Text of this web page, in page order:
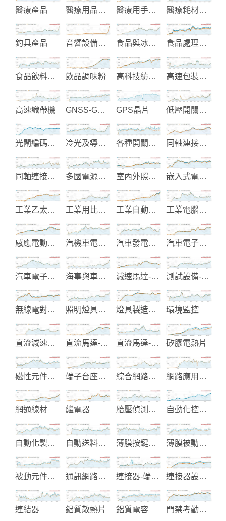
醫療產品 醫療用品設備 醫療用手推車 醫療耗材產品
釣具產品 音響設備代工 食品與冰品加工設備 食品處理加工機械
食品飲料及包裝處理機械 飲品調味粉 高科技紡織布料 高速包裝機械
高速織帶機 GNSS-GPS系統整合 GPS晶片 低壓開關和斷路器系統
光閘編碼設備 冷光及導光面板 各種開關製造 同軸連接器-射頻連接器
同軸連接器設計製造 多國電源線製造 室內外照明設備 嵌入式電腦和工業電腦
工業乙太網路和物聯網通信 工業用比流器-比壓器-變壓器 工業自動化-電氣設備製造 工業電腦機殼-面板-散熱片
感應電動機-馬達 汽機車電子零組件製造 汽車發電起動機製造 汽車電子改裝產品
汽車電子零件-點火線圈-感知器 海事與車用電氣產品 減速馬達-調速馬達 測試設備-光能模組-光纖組件
無線電對講機 照明燈具設備 燈具製造與設計 環境監控
直流減速馬達 直流馬達-伺服馬達 直流馬達-行星齒減速箱 矽膠電熱片
磁性元件和交換式電源製造 端子台座製造 綜合網路佈線產品 網路應用產品及配件
網通線材 繼電器 胎壓偵測系統 自動化控制系統設計
自動化製程設備 自動送料機及自動化送料設備 薄膜按鍵及軟性電路板 薄膜被動元件
被動元件庫存銷售 通訊網路線材及配件 連接器-端子及配件製造 連接器設計與製造
連結器 鋁質散熱片 鋁質電容 門禁考勤系統整合